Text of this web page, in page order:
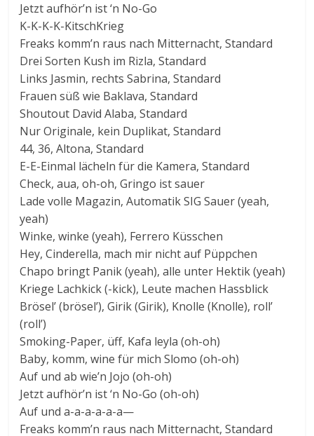
Jetzt aufhör’n ist ‘n No-Go
K-K-K-K-KitschKrieg
Freaks komm’n raus nach Mitternacht, Standard
Drei Sorten Kush im Rizla, Standard
Links Jasmin, rechts Sabrina, Standard
Frauen süß wie Baklava, Standard
Shoutout David Alaba, Standard
Nur Originale, kein Duplikat, Standard
44, 36, Altona, Standard
E-E-Einmal lächeln für die Kamera, Standard
Check, aua, oh-oh, Gringo ist sauer
Lade volle Magazin, Automatik SIG Sauer (yeah,
yeah)
Winke, winke (yeah), Ferrero Küsschen
Hey, Cinderella, mach mir nicht auf Püppchen
Chapo bringt Panik (yeah), alle unter Hektik (yeah)
Kriege Lachkick (-kick), Leute machen Hassblick
Brösel’ (brösel’), Girik (Girik), Knolle (Knolle), roll’
(roll’)
Smoking-Paper, üff, Kafa leyla (oh-oh)
Baby, komm, wine für mich Slomo (oh-oh)
Auf und ab wie’n Jojo (oh-oh)
Jetzt aufhör’n ist ‘n No-Go (oh-oh)
Auf und a-a-a-a-a-a—
Freaks komm’n raus nach Mitternacht, Standard